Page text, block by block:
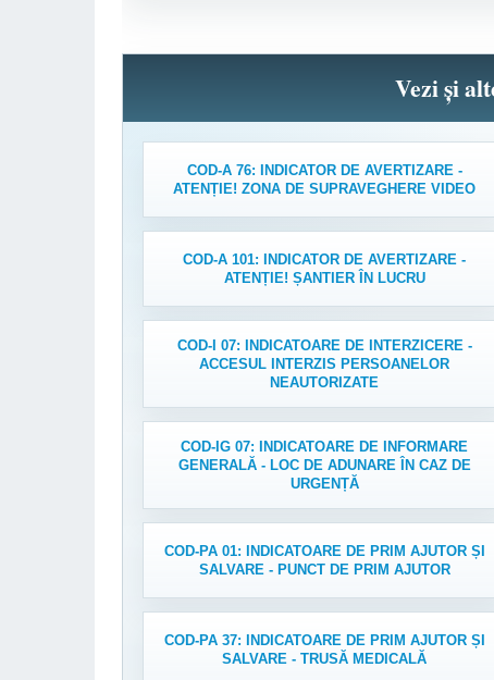
Vezi și
COD-A 76: INDICATOR DE AVERTIZARE -
ATENȚIE! ZONA DE SUPRAVEGHERE VIDEO
COD-A 101: INDICATOR DE AVERTIZARE -
ATENȚIE! ȘANTIER ÎN LUCRU
COD-I 07: INDICATOARE DE INTERZICERE -
ACCESUL INTERZIS PERSOANELOR
NEAUTORIZATE
COD-IG 07: INDICATOARE DE INFORMARE
GENERALĂ - LOC DE ADUNARE ÎN CAZ DE
URGENȚĂ
COD-PA 01: INDICATOARE DE PRIM AJUTOR ȘI
SALVARE - PUNCT DE PRIM AJUTOR
COD-PA 37: INDICATOARE DE PRIM AJUTOR ȘI
SALVARE - TRUSĂ MEDICALĂ